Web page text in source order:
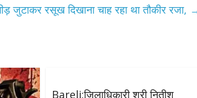
जुटाकर रसूख दिखाना चाह रहा था तौकीर रजा,
Bareli:ज़िलाधिकारी श्री नितीश
स्वागत
August 6, 2021